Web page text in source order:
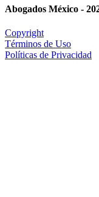
Abogados México -
Copyright
Términos de Uso
Políticas de Privacidad